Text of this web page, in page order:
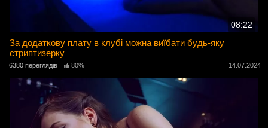
08:22
За додаткову плату в клубі можна виїбати будь-яку
стриптизерку
6380 переглядів 80% 14.07.2024